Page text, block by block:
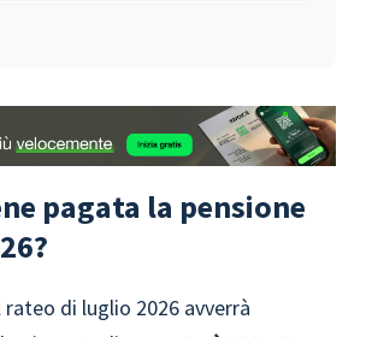
pagata la pensione
di luglio 2026 avverrà